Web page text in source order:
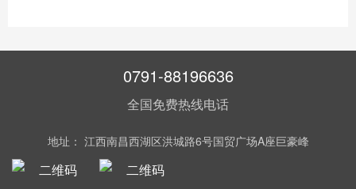
0791-88196636
全国免费热线电话
地址： 江西南昌西湖区洪城路6号国贸广场A座巨豪峰